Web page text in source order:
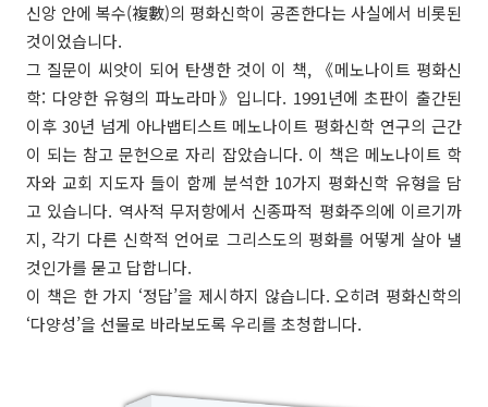
신앙 안에 복수(複數)의 평화신학이 공존한다는 사실에서 비롯된
것이었습니다.
그 질문이 씨앗이 되어 탄생한 것이 이 책, 《메노나이트 평화신
학: 다양한 유형의 파노라마》입니다. 1991년에 초판이 출간된
이후 30년 넘게 아나뱁티스트 메노나이트 평화신학 연구의 근간
이 되는 참고 문헌으로 자리 잡았습니다. 이 책은 메노나이트 학
자와 교회 지도자 들이 함께 분석한 10가지 평화신학 유형을 담
고 있습니다. 역사적 무저항에서 신종파적 평화주의에 이르기까
지, 각기 다른 신학적 언어로 그리스도의 평화를 어떻게 살아 낼
것인가를 묻고 답합니다.
이 책은 한 가지 ‘정답’을 제시하지 않습니다. 오히려 평화신학의
‘다양성’을 선물로 바라보도록 우리를 초청합니다.